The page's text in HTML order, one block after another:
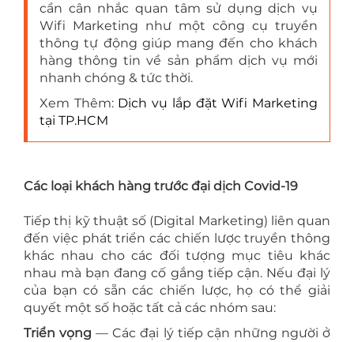
cần cân nhắc quan tâm sử dụng dịch vụ
Wifi Marketing như một công cụ truyền
thông tự động giúp mang đến cho khách
hàng thông tin về sản phẩm dịch vụ mới
nhanh chóng & tức thời.
Xem Thêm: Dịch vụ lắp đặt Wifi Marketing
tại TP.HCM
Các loại khách hàng trước đại dịch Covid-19
Tiếp thị kỹ thuật số (Digital Marketing) liên quan
đến việc phát triển các chiến lược truyền thông
khác nhau cho các đối tượng mục tiêu khác
nhau mà bạn đang cố gắng tiếp cận. Nếu đại lý
của bạn có sẵn các chiến lược, họ có thể giải
quyết một số hoặc tất cả các nhóm sau:
Triển vọng — Các đại lý tiếp cận những người ở